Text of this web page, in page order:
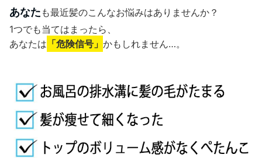
あなた も最近髪のこんなお悩みはありませんか？
1つでも当てはまったら、
あなたは 「危険信号」 かもしれません…。